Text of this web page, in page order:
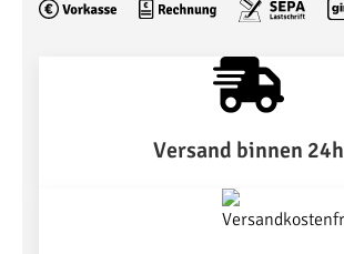
Versand binnen 24h